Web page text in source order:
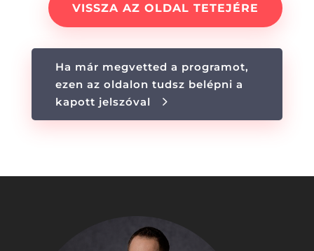
VISSZA AZ OLDAL TETEJÉRE
Ha már megvetted a programot,
ezen az oldalon tudsz belépni a
kapott jelszóval